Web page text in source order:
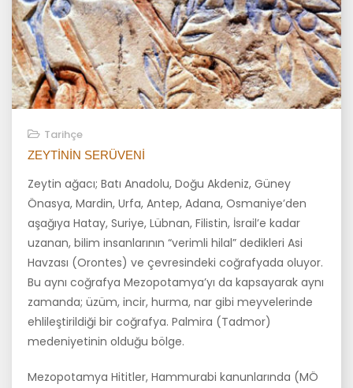
Tarihçe
ZEYTININ SERÜVENI
Zeytin ağacı; Batı Anadolu, Doğu Akdeniz, Güney
Önasya, Mardin, Urfa, Antep, Adana, Osmaniye’den
aşağıya Hatay, Suriye, Lübnan, Fi­listin, İsrail’e kadar
uzanan, bilim insanlarının “verimli hilal” dedikleri Asi
Havzası (Orontes) ve çevresindeki coğrafyada oluyor.
Bu aynı coğ­rafya Mezopotamya’yı da kapsayarak aynı
zamanda; üzüm, incir, hur­ma, nar gibi meyvelerinde
ehlileştirildiği bir coğrafya. Palmira (Tadmor)
medeniyetinin olduğu bölge.
Mezopotamya Hititler, Hammurabi kanunlarında (MÖ